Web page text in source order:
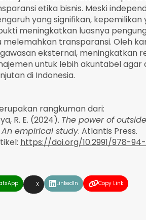
etika bisnis. Meski
yang signifikan,
meningkatkan luasnya
melemahkan transparansi. Oleh
eksternal, meningkatkan
untuk lebih akuntabel
di Indonesia.
rangkuman dari:
R. E. (2024). The power of
empirical study. Atlantis Press.
https://doi.org/10.2991/978-
X LinkedIn Copy Link